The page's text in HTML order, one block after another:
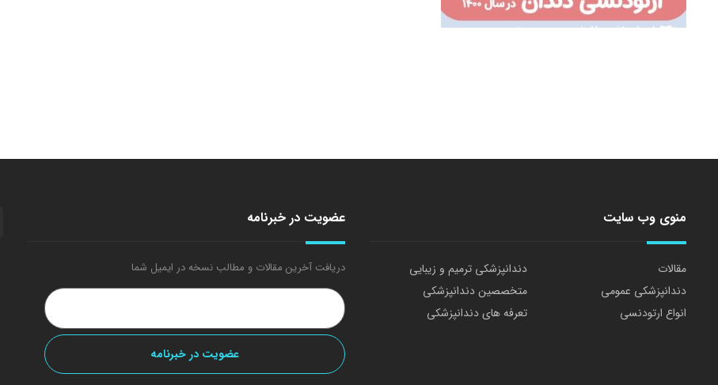
منوی وب سایت
مقالات
دندانپزشکی ترمیم و زیبایی
دندانپزشکی عمومی
متخصصین دندانپزشکی
انواع ارتودنسی
تعرفه های دندانپزشکی
عضویت در خبرنامه
دریافت آخرین مقالات و مطالب نسخه در ایمیل شما